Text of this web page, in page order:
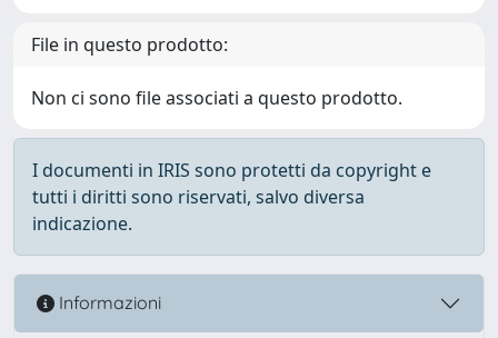
File in questo prodotto:
Non ci sono file associati a questo prodotto.
I documenti in IRIS sono protetti da copyright e
tutti i diritti sono riservati, salvo diversa
indicazione.
Informazioni